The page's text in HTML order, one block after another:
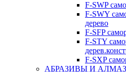
F-SWP
F-SWY
дерево
F-SFP
F-STY
F-SXP
АБРАЗИВЫ И